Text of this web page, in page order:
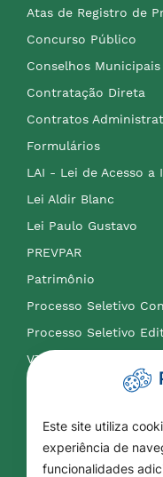
Atas de Registro de
Concurso Público
Conselhos Municipais
Contratação Direta
Contratos
Formulários
LAI - Lei de Acesso a
Lei Aldir Blanc
Lei Paulo Gustavo
PREVPAR
Patrimônio
Processo Seletivo
Processo Seletivo
VTN
APLIC
Este site utiliza
experiência de
funcionalidades